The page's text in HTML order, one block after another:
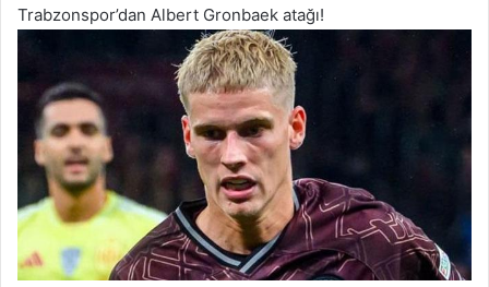
Trabzonspor’dan Albert Gronbaek atağı!